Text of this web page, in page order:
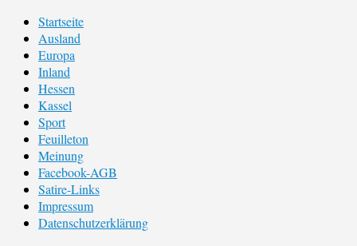
Startseite
Ausland
Europa
Inland
Hessen
Kassel
Sport
Feuilleton
Meinung
Facebook-AGB
Satire-Links
Impressum
Datenschutzerklärung